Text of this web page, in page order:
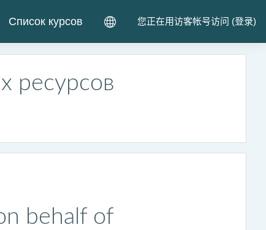
Список курсов 您正在用访客帐号访问 (登录)
ресурсов
behalf of